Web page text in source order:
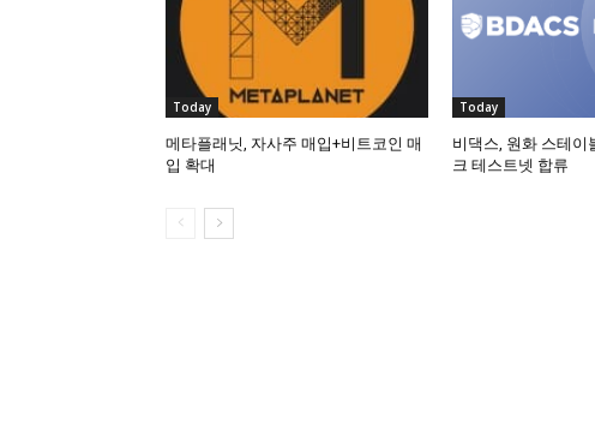
Today
메타플래닛, 자사주 매입+비트코인 매
입 확대
Today
비댁스, 원화 스테이
크 테스트넷 합류